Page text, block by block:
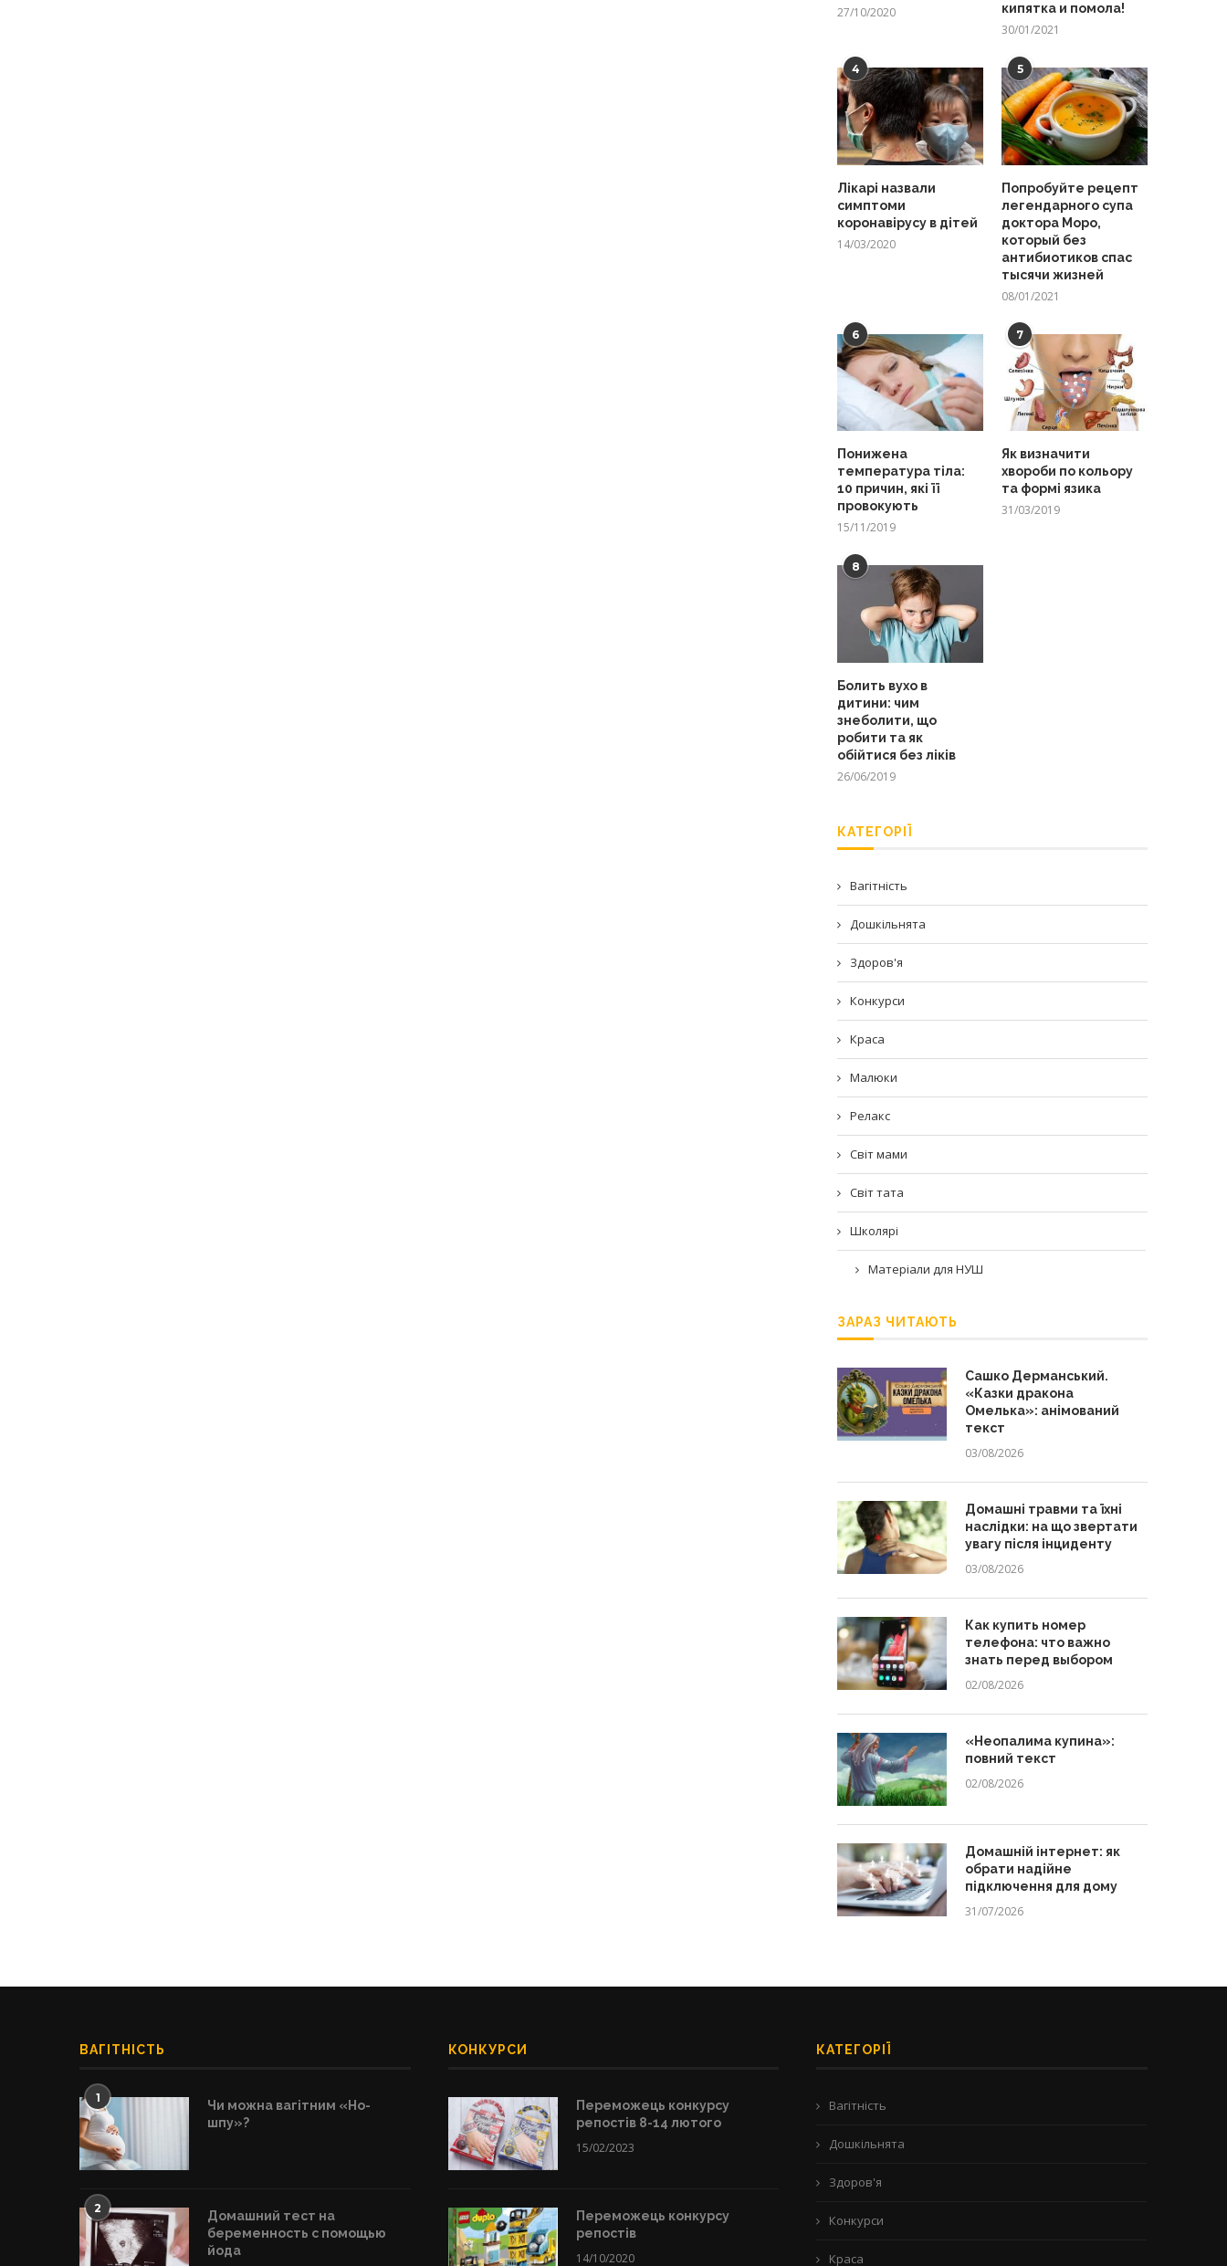
27/10/2020
кипятка и помола!
30/01/2021
4
Лікарі назвали
симптоми
коронавірусу в дітей
14/03/2020
5
Попробуйте рецепт
легендарного супа
доктора Моро,
который без
антибиотиков спас
тысячи жизней
08/01/2021
6
Понижена
температура тіла:
10 причин, які її
провокують
15/11/2019
7
Як визначити
хвороби по кольору
та формі язика
31/03/2019
8
Болить вухо в
дитини: чим
знеболити, що
робити та як
обійтися без ліків
26/06/2019
КАТЕГОРІЇ
Вагітність
Дошкільнята
Здоров'я
Конкурси
Краса
Малюки
Релакс
Світ мами
Світ тата
Школярі
Матеріали для НУШ
ЗАРАЗ ЧИТАЮТЬ
Сашко Дерманський.
«Казки дракона
Омелька»: анімований
текст
03/08/2026
Домашні травми та їхні
наслідки: на що звертати
увагу після інциденту
03/08/2026
Как купить номер
телефона: что важно
знать перед выбором
02/08/2026
«Неопалима купина»:
повний текст
02/08/2026
Домашній інтернет: як
обрати надійне
підключення для дому
31/07/2026
ВАГІТНІСТЬ
1
Чи можна вагітним «Но-
шпу»?
2
Домашний тест на
беременность с помощью
йода
КОНКУРСИ
Переможець конкурсу
репостів 8-14 лютого
15/02/2023
Переможець конкурсу
репостів
14/10/2020
КАТЕГОРІЇ
Вагітність
Дошкільнята
Здоров'я
Конкурси
Краса